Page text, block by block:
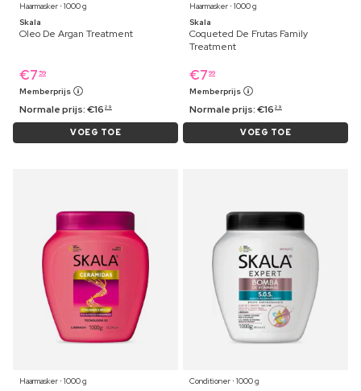
Haarmasker ⋅ 1000 g
Skala
Oleo De Argan Treatment
€7 59
Memberprijs
Normale prijs:€16 29
VOEG TOE
Haarmasker ⋅ 1000 g
Skala
Coqueted De Frutas Family
Treatment
€7 99
Memberprijs
Normale prijs:€16 29
VOEG TOE
Haarmasker ⋅ 1000 g
Conditioner ⋅ 1000 g